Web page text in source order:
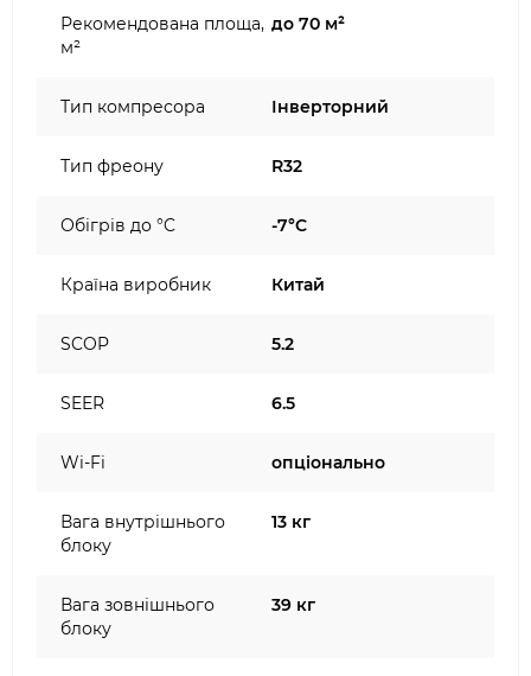
Рекомендована площа,
м²
до 70 м²
Тип компресора Інверторний
Тип фреону R32
Обігрів до °C -7°C
Країна виробник Китай
SCOP 5.2
SEER 6.5
Wi-Fi опціонально
Вага внутрішнього
блоку
13 кг
Вага зовнішнього
блоку
39 кг